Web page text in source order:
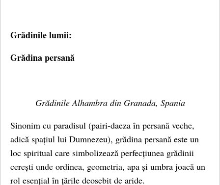
Grădinile lumii:
Grădina persană
Grădinile Alhambra din Granada, Spania
Sinonim cu paradisul (pairi-daeza în persană veche,
adică spațiul lui Dumnezeu), grădina persană este un
loc spiritual care simbolizează perfecțiunea grădinii
cerești unde ordinea, geometria, apa și umbra joacă un
rol esențial în țările deosebit de aride.